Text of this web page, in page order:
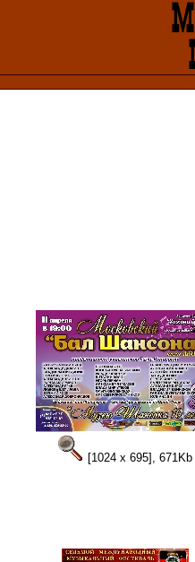
[1024 x 695], 671Kb